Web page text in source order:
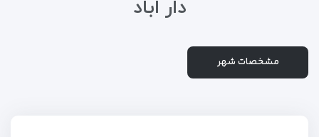
دار اباد
مشخصات شهر